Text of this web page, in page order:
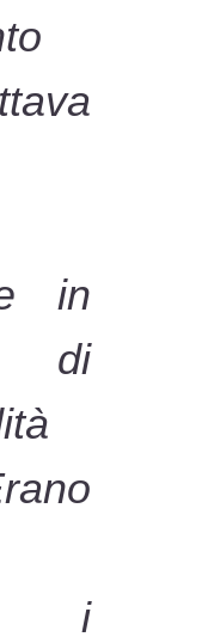
in
di
i